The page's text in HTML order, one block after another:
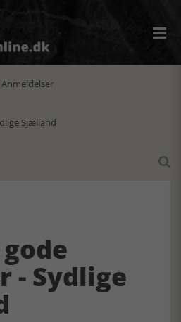
Anmeldelser
Sjælland

- Sydlige